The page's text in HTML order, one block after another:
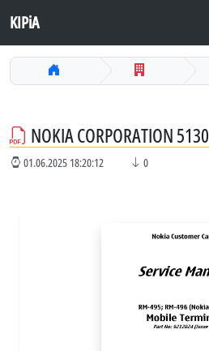
KIPiA
NOKIA CORPORATION 5130
01.06.2025 18:20:12 0